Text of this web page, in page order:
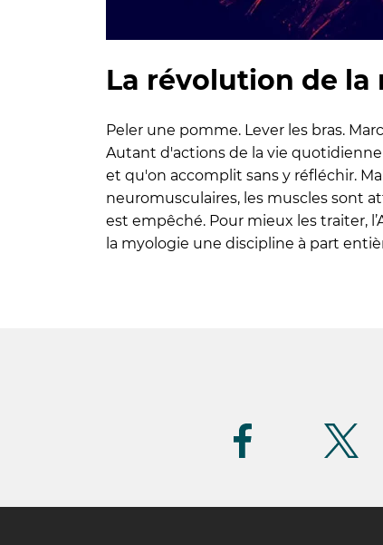
La révolution de la
Peler une pomme. Lever les bras.
Autant d'actions de la vie
et qu'on accomplit sans y réfléchir.
neuromusculaires, les muscles sont
est empêché. Pour mieux les traiter,
la myologie une discipline à part